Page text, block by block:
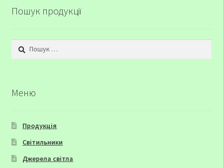
Пошук продукції
Пошук:
Меню
Продукція
Світильники
Джерела світла